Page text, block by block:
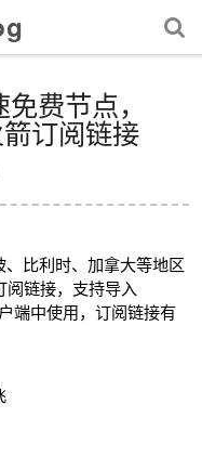
费节点，
订阅链接
比利时、加拿大等地区
阅链接，支持导入
端中使用，订阅链接有